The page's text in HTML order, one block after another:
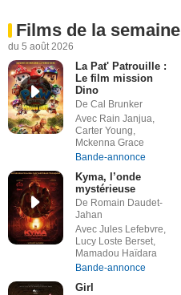
Films de la semaine
du 5 août 2026
La Pat' Patrouille :
Le film mission
Dino
De Cal Brunker
Avec Rain Janjua,
Carter Young,
Mckenna Grace
Bande-annonce
Kyma, l’onde
mystérieuse
De Romain Daudet-
Jahan
Avec Jules Lefebvre,
Lucy Loste Berset,
Mamadou Haïdara
Bande-annonce
Girl